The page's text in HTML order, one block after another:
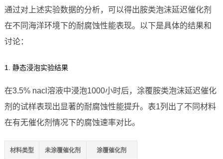
通过对上述实验数据的分析，可以得出胺类泡沫延迟催化剂
在不同海洋环境下的耐腐蚀性能表现。以下是具体的结果和
讨论：
1. 静态浸泡实验结果
在3.5% nacl溶液中浸泡1000小时后，涂覆胺类泡沫延迟催化
剂的试样表现出显著的耐腐蚀性能提升。表1列出了不同材料
在有无催化剂情况下的腐蚀速率对比。
材料类型 未涂覆催化剂 涂覆催化剂